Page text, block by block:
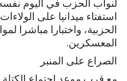
لنواب الحزب في اليوم
استفتاء ميدانيا على
الحزبية، واختبارا مباشرا
المعسكرين.
الصراع على المنبر
مع قرب موعد اجتماع الكتلة